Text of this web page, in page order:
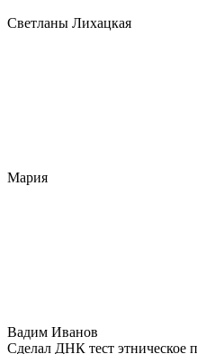
Светланы Лихацкая
Мария
Вадим Иванов
Сделал ДНК тест этническое